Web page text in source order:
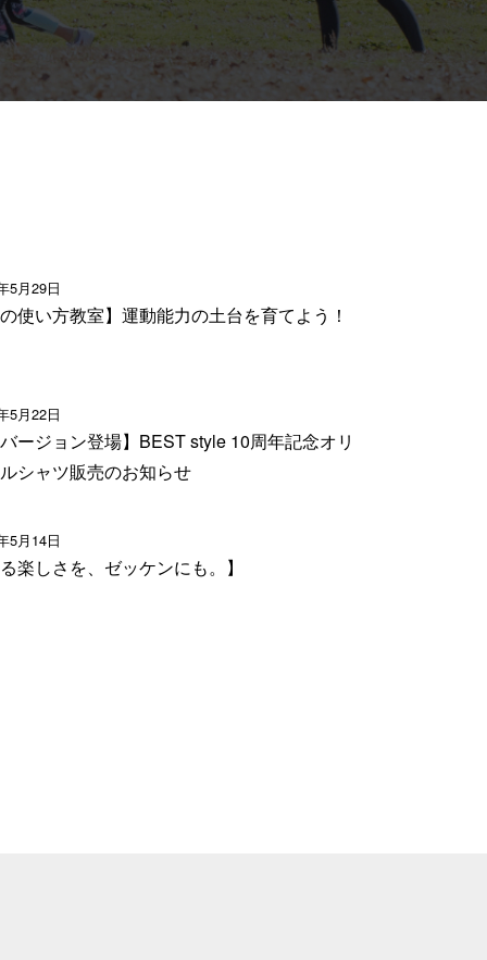
5月29日
使い方教室】運動能力の土台を育てよう！
5月22日
ージョン登場】BEST style 10周年記念オリ
シャツ販売のお知らせ
5月14日
楽しさを、ゼッケンにも。】